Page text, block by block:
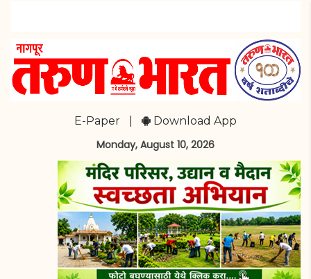
E-Paper Download App
Monday, August 10, 2026